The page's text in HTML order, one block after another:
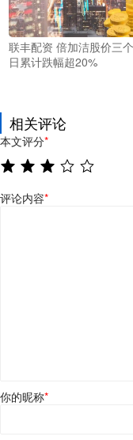
联丰配资 倍加洁股价三
日累计跌幅超20%
相关评论
本文评分*
评论内容*
你的昵称*